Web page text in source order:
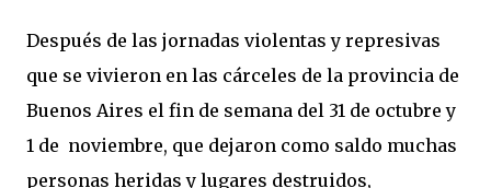
Después de las jornadas violentas y represivas
que se vivieron en las cárceles de la provincia de
Buenos Aires el fin de semana del 31 de octubre y
1 de noviembre, que dejaron como saldo muchas
personas heridas y lugares destruidos,